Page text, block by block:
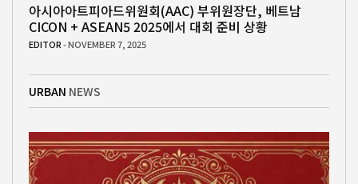
아시아아트피아드위원회(AAC) 부위원장단, 베트남
CICON + ASEAN5 2025에서 대회 준비 상황
EDITOR- NOVEMBER 7, 2025
URBAN NEWS